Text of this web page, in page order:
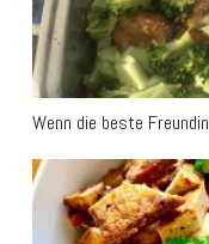
Wenn die beste
Fruchtiger Hirse-